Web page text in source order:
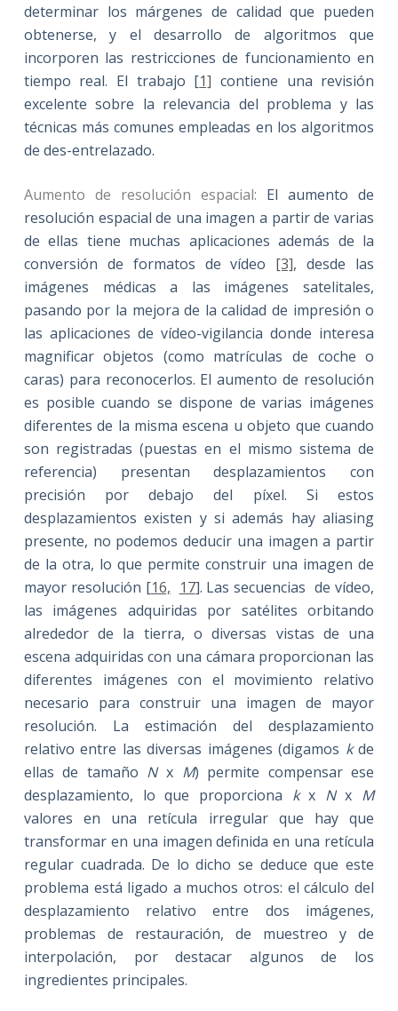
determinar los márgenes de calidad que pueden
obtenerse, y el desarrollo de algoritmos que
incorporen las restricciones de funcionamiento en
tiempo real. El trabajo [1] contiene una revisión
excelente sobre la relevancia del problema y las
técnicas más comunes empleadas en los algoritmos
de des-entrelazado.
Aumento de resolución espacial: El aumento de
resolución espacial de una imagen a partir de varias
de ellas tiene muchas aplicaciones además de la
conversión de formatos de vídeo [3], desde las
imágenes médicas a las imágenes satelitales,
pasando por la mejora de la calidad de impresión o
las aplicaciones de vídeo-vigilancia donde interesa
magnificar objetos (como matrículas de coche o
caras) para reconocerlos. El aumento de resolución
es posible cuando se dispone de varias imágenes
diferentes de la misma escena u objeto que cuando
son registradas (puestas en el mismo sistema de
referencia) presentan desplazamientos con
precisión por debajo del píxel. Si estos
desplazamientos existen y si además hay aliasing
presente, no podemos deducir una imagen a partir
de la otra, lo que permite construir una imagen de
mayor resolución [16, 17]. Las secuencias de vídeo,
las imágenes adquiridas por satélites orbitando
alrededor de la tierra, o diversas vistas de una
escena adquiridas con una cámara proporcionan las
diferentes imágenes con el movimiento relativo
necesario para construir una imagen de mayor
resolución. La estimación del desplazamiento
relativo entre las diversas imágenes (digamos kde
ellas de tamaño Nx M) permite compensar ese
desplazamiento, lo que proporciona kx Nx M
valores en una retícula irregular que hay que
transformar en una imagen definida en una retícula
regular cuadrada. De lo dicho se deduce que este
problema está ligado a muchos otros: el cálculo del
desplazamiento relativo entre dos imágenes,
problemas de restauración, de muestreo y de
interpolación, por destacar algunos de los
ingredientes principales.